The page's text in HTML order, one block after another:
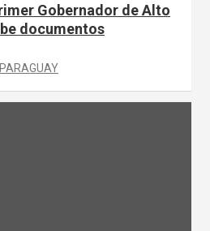
Gobernador de Alto
documentos